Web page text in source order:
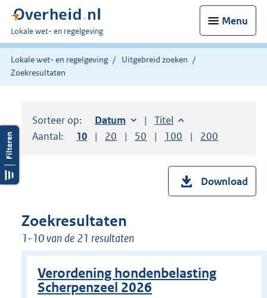
Menu
U
bent
hier:
Lokale wet- en regelgeving
Lokale wet- en regelgeving
Uitgebreid zoeken
Zoekresultaten
Sorteer op: Sorteer op:
Datum oplopendSorteer op:
Titel oplopend
Aantal:
Toon
10 resultaten per pagina
Toon
20 resultaten per pagina
Toon
50 resultaten per pagina
Toon
100 resultaten per
Toon
200
Download
Zoekresultaten
1-10 van de 21 resultaten
Verordening hondenbelasting
Scherpenzeel 2026